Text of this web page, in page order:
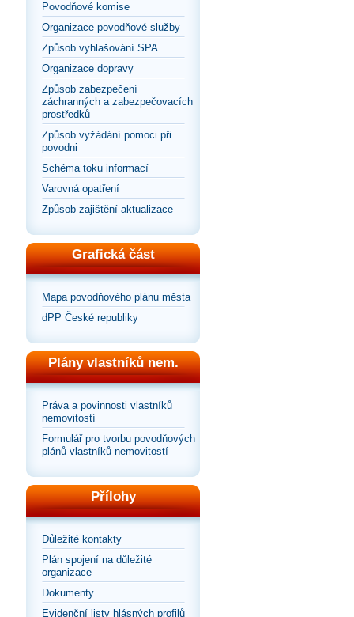
Povodňové komise
Organizace povodňové služby
Způsob vyhlašování SPA
Organizace dopravy
Způsob zabezpečení
záchranných a zabezpečovacích
prostředků
Způsob vyžádání pomoci při
povodni
Schéma toku informací
Varovná opatření
Způsob zajištění aktualizace
Grafická část
Mapa povodňového plánu města
dPP České republiky
Plány vlastníků nem.
Práva a povinnosti vlastníků
nemovitostí
Formulář pro tvorbu povodňových
plánů vlastníků nemovitostí
Přílohy
Důležité kontakty
Plán spojení na důležité
organizace
Dokumenty
Evidenční listy hlásných profilů